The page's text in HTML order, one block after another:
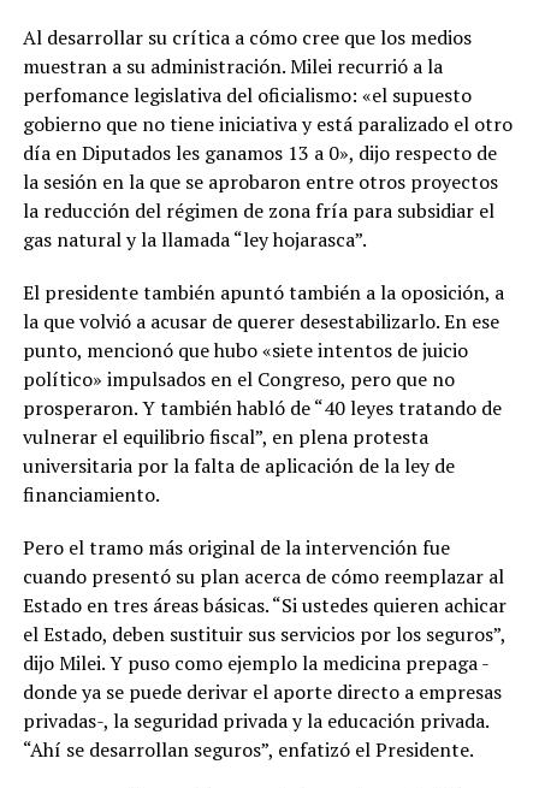
Al desarrollar su crítica a cómo cree que los medios
muestran a su administración. Milei recurrió a la
perfomance legislativa del oficialismo: «el supuesto
gobierno que no tiene iniciativa y está paralizado el otro
día en Diputados les ganamos 13 a 0», dijo respecto de
la sesión en la que se aprobaron entre otros proyectos
la reducción del régimen de zona fría para subsidiar el
gas natural y la llamada “ley hojarasca”.
El presidente también apuntó también a la oposición, a
la que volvió a acusar de querer desestabilizarlo. En ese
punto, mencionó que hubo «siete intentos de juicio
político» impulsados en el Congreso, pero que no
prosperaron. Y también habló de “40 leyes tratando de
vulnerar el equilibrio fiscal”, en plena protesta
universitaria por la falta de aplicación de la ley de
financiamiento.
Pero el tramo más original de la intervención fue
cuando presentó su plan acerca de cómo reemplazar al
Estado en tres áreas básicas. “Si ustedes quieren achicar
el Estado, deben sustituir sus servicios por los seguros”,
dijo Milei. Y puso como ejemplo la medicina prepaga -
donde ya se puede derivar el aporte directo a empresas
privadas-, la seguridad privada y la educación privada.
“Ahí se desarrollan seguros”, enfatizó el Presidente.